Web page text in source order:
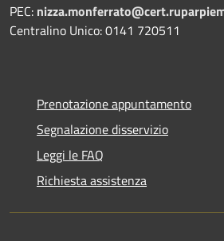
PEC:
Centralino Unico: 0141 720511
Prenotazione appuntamento
Segnalazione disservizio
Leggi le FAQ
Richiesta assistenza